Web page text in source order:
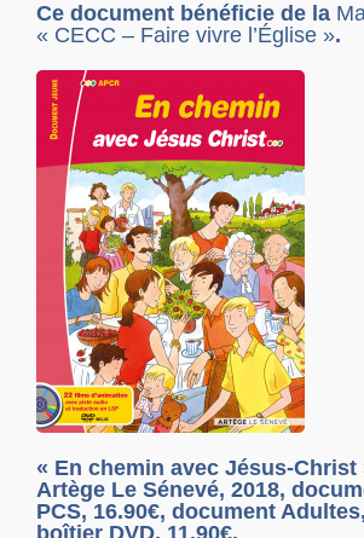
Ce document bénéficie de la
« CECC – Faire vivre l’Église ».
« En chemin avec Jésus-Christ
Artège Le Sénevé, 2018,
PCS, 16.90€, document